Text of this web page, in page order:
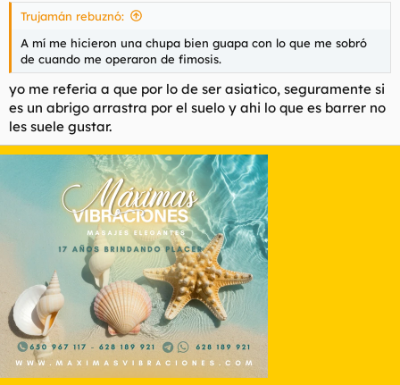
Trujamán rebuznó:
A mí me hicieron una chupa bien guapa con lo que me sobró
de cuando me operaron de fimosis.
yo me referia a que por lo de ser asiatico, seguramente si
es un abrigo arrastra por el suelo y ahi lo que es barrer no
les suele gustar.